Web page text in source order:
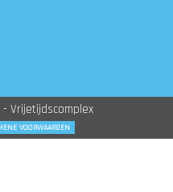
Vrijetijdscomplex
VOORWAARDEN